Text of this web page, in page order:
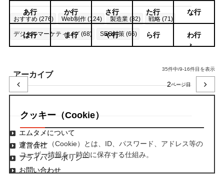
おすすめ (276) Web制作 (124) 製造業 (82) 戦略 (71)
デジタルマーケティング (68)
SEO対策 (66)
もっと見る
アーカイブ
エムタメについて
運営会社
プライバシーポリシー
お問い合わせ
あ行 か行 さ行 た行 な行
は行 ま行 や行 ら行 わ行
35件中/9-16件目を表示
2
クッキー（Cookie）
クッキー（Cookie）とは、ID、パスワード、アドレス等の
ユーザー情報を一時的に保存する仕組み。